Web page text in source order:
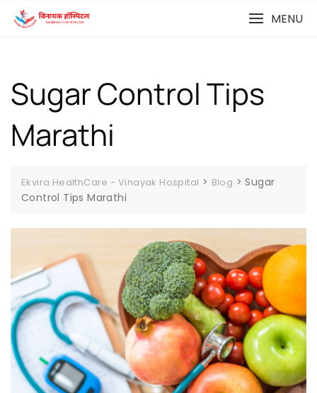
MENU
Sugar Control Tips
Marathi
Ekvira HealthCare - Vinayak Hospital > Blog >Sugar
Control Tips Marathi